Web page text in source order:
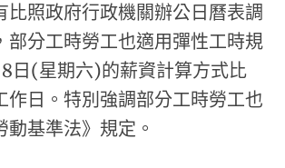
比照政府行政機關辦公日曆表調
部分工時勞工也適用彈性工時規
日(星期六)的薪資計算方式比
作日。特別強調部分工時勞工也
動基準法》規定。